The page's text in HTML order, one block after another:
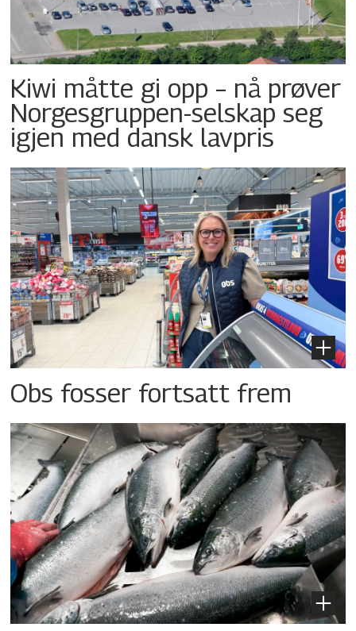
Kiwi måtte gi opp – nå prøver
Norgesgruppen-selskap seg
igjen med dansk lavpris
Obs fosser fortsatt frem